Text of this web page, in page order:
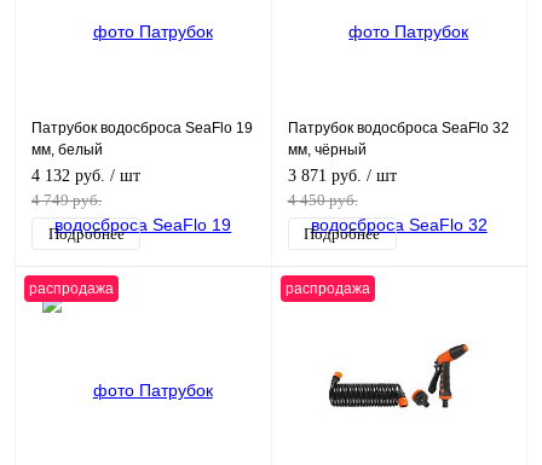
Патрубок водосброса SeaFlo 19
мм, белый
4 132 руб. / шт
4 749 руб.
Подробнее
Патрубок водосброса SeaFlo 32
мм, чёрный
3 871 руб. / шт
4 450 руб.
Подробнее
распродажа распродажа